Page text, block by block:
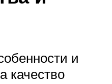
и
качество